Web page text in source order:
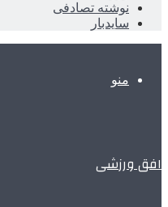
نوشته تصادفی
سایدبار
منو
افق ورزشی